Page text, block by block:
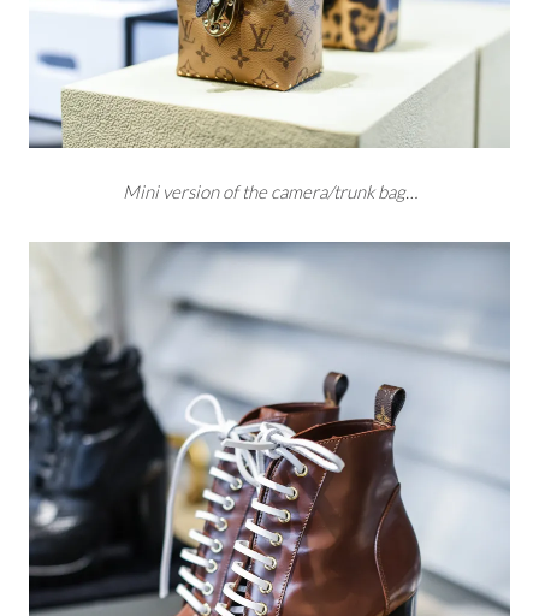
Mini version of the camera/trunk bag…